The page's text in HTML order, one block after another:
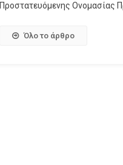
Προστατευόμενης Ονομασίας
Όλο το άρθρο